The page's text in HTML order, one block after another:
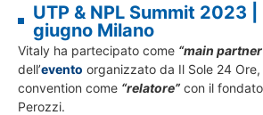
UTP & NPL Summit 2023 |
giugno Milano
Vitaly ha partecipato come “main
dell’evento organizzato da Il Sole 24
convention come “relatore” con il
Perozzi.